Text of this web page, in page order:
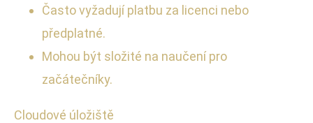
Často vyžadují platbu za licenci nebo
předplatné.
Mohou být složité na naučení pro
začátečníky.
Cloudové úložiště